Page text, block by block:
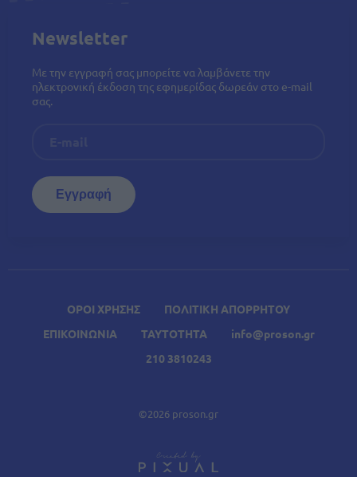
ΟΡΟΙ ΧΡΗΣΗΣ
ΠΟΛΙΤΙΚΗ ΑΠΟΡΡΗΤΟΥ
ΕΠΙΚΟΙΝΩΝΙΑ
ΤΑΥΤΟΤΗΤΑ
info@proson.gr
210 3810243
©2026 proson.gr
Newsletter
Με την εγγραφή σας μπορείτε να λαμβάνετε την
ηλεκτρονική έκδοση της εφημερίδας δωρεάν στο e-mail
σας.